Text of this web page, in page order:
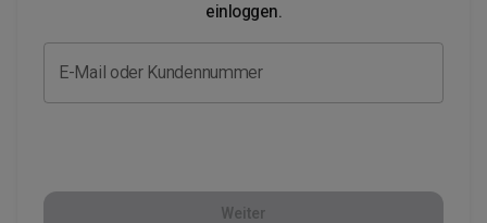
einloggen.
E-Mail oder Kundennummer
Weiter